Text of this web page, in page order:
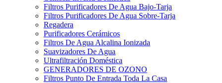
Filtros Purificadores De Agua Bajo-Tarja
Filtros Purificadores De Agua Sobre-Tarja
Regadera
Purificadores Cerámicos
Filtros De Agua Alcalina Ionizada
Suavizadores De Agua
Ultrafiltración Doméstica
GENERADORES DE OZONO
Filtros Punto De Entrada Toda La Casa